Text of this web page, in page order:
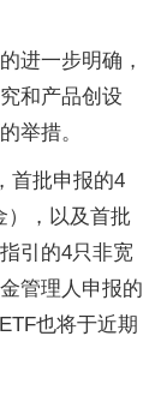
进一步明确，
和产品创设
举措。
首批申报的4
），以及首批
引的4只非宽
管理人申报的
也将于近期